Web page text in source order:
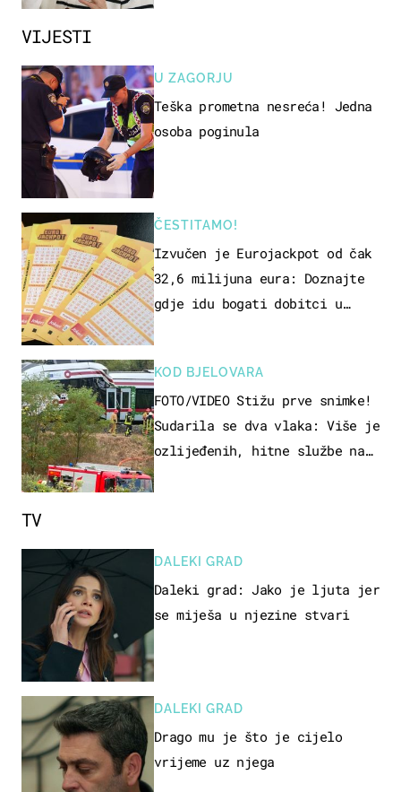
VIJESTI
U ZAGORJU
Teška prometna nesreća! Jedna
osoba poginula
ČESTITAMO!
Izvučen je Eurojackpot od čak
32,6 milijuna eura: Doznajte
gdje idu bogati dobitci u
KOD BJELOVARA
FOTO/VIDEO Stižu prve snimke!
Sudarila se dva vlaka: Više je
ozlijeđenih, hitne službe na
TV
DALEKI GRAD
Daleki grad: Jako je ljuta jer
se miješa u njezine stvari
DALEKI GRAD
Drago mu je što je cijelo
vrijeme uz njega